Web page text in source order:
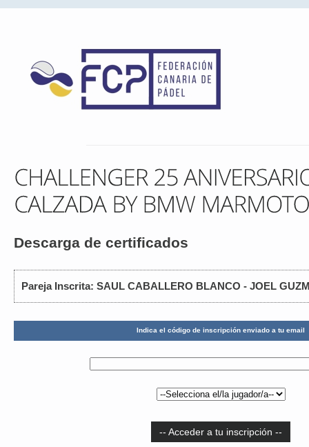
Descarga de certificados
Pareja Inscrita: SAUL CABALLERO BLANCO - JOEL
Indica el código de inscripción enviado a tu email
-- Acceder a tu inscripción --